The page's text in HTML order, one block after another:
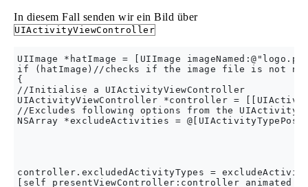
In diesem Fall senden wir ein Bild über
UIActivityViewController
UIImage *hatImage = [UIImage
if (hatImage)//checks if the image file is not
{
//Initialise a UIActivityViewController
UIActivityViewController *controller =
//Excludes following options from the
NSArray *excludeActivities =
controller.excludedActivityTypes =
[self presentViewController:controller